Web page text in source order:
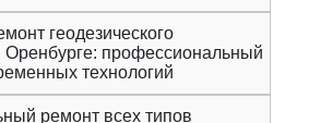
геодезического
Оренбурге: профессиональный
технологий
ремонт всех типов